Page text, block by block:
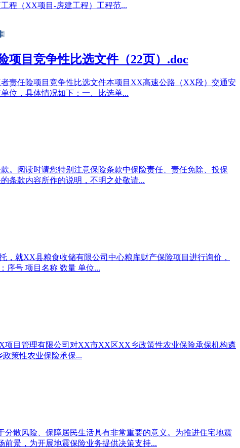
程（XX项目-房建工程）工程范...
项目竞争性比选文件（22页）.doc
责任险项目竞争性比选文件本项目XX高速公路（XX段）交通安
位，具体情况如下：一、比选单...
。阅读时请您特别注意保险条款中保险责任、责任免除、投保
条款内容所作的说明，不明之处敬请...
就XX县粮食收储有限公司中心粮库财产保险项目进行询价，
序号 项目名称 数量 单位...
目管理有限公司对XX市XX区XX乡政策性农业保险承保机构遴
策性农业保险承保...
散风险、保障居民生活具有非常重要的意义。为推进住宅地震
景，为开展地震保险业务提供决策支持...